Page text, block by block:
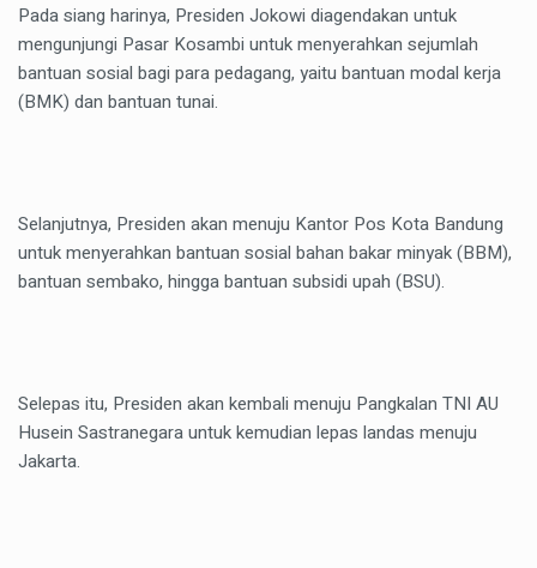
Pada siang harinya, Presiden Jokowi diagendakan untuk
mengunjungi Pasar Kosambi untuk menyerahkan sejumlah
bantuan sosial bagi para pedagang, yaitu bantuan modal kerja
(BMK) dan bantuan tunai.
Selanjutnya, Presiden akan menuju Kantor Pos Kota Bandung
untuk menyerahkan bantuan sosial bahan bakar minyak (BBM),
bantuan sembako, hingga bantuan subsidi upah (BSU).
Selepas itu, Presiden akan kembali menuju Pangkalan TNI AU
Husein Sastranegara untuk kemudian lepas landas menuju
Jakarta.